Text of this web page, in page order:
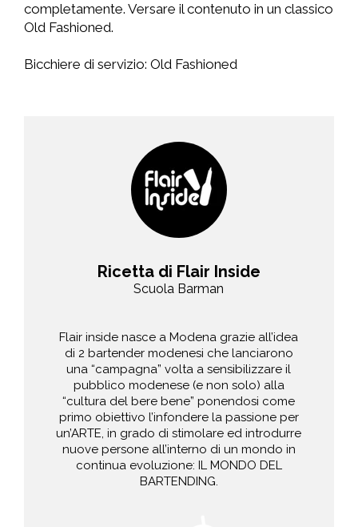
completamente. Versare il contenuto in un classico
Old Fashioned.
Bicchiere di servizio: Old Fashioned
Ricetta di Flair Inside
Scuola Barman
Flair inside nasce a Modena grazie all’idea
di 2 bartender modenesi che lanciarono
una “campagna” volta a sensibilizzare il
pubblico modenese (e non solo) alla
“cultura del bere bene” ponendosi come
primo obiettivo l’infondere la passione per
un’ARTE, in grado di stimolare ed introdurre
nuove persone all’interno di un mondo in
continua evoluzione: IL MONDO DEL
BARTENDING.